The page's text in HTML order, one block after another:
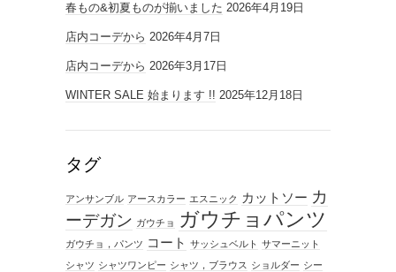
春もの&初夏ものが揃いました 2026年4月19日
店内コーデから 2026年4月7日
店内コーデから 2026年3月17日
WINTER SALE 始まります !! 2025年12月18日
タグ
アンサンブル アースカラー エスニック カットソー カ
ーデガン ガウチョ ガウチョパンツ
ガウチョ，パンツ コート サッシュベルト サマーニット
シャツ シャツワンピー シャツ，ブラウス ショルダー シー